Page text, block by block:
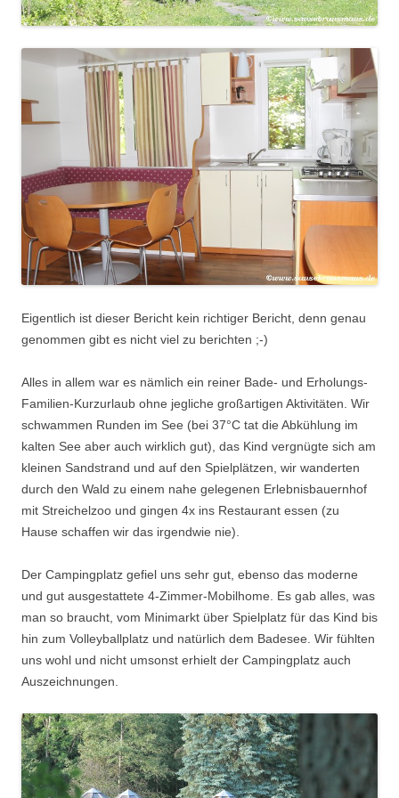
Eigentlich ist dieser Bericht kein richtiger Bericht, denn genau
genommen gibt es nicht viel zu berichten ;-)
Alles in allem war es nämlich ein reiner Bade- und Erholungs-
Familien-Kurzurlaub ohne jegliche großartigen Aktivitäten. Wir
schwammen Runden im See (bei 37°C tat die Abkühlung im
kalten See aber auch wirklich gut), das Kind vergnügte sich am
kleinen Sandstrand und auf den Spielplätzen, wir wanderten
durch den Wald zu einem nahe gelegenen Erlebnisbauernhof
mit Streichelzoo und gingen 4x ins Restaurant essen (zu
Hause schaffen wir das irgendwie nie).
Der Campingplatz gefiel uns sehr gut, ebenso das moderne
und gut ausgestattete 4-Zimmer-Mobilhome. Es gab alles, was
man so braucht, vom Minimarkt über Spielplatz für das Kind bis
hin zum Volleyballplatz und natürlich dem Badesee. Wir fühlten
uns wohl und nicht umsonst erhielt der Campingplatz auch
Auszeichnungen.